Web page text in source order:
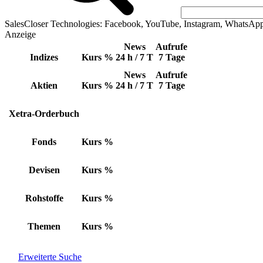
SalesCloser Technologies: Facebook, YouTube, Instagram,
Anzeige
Indizes Kurs %
News
24 h / 7 T
Aufrufe
7 Tage
Aktien Kurs %
News
24 h / 7 T
Aufrufe
7 Tage
Xetra-Orderbuch
Fonds Kurs %
Devisen Kurs %
Rohstoffe Kurs %
Themen Kurs %
Erweiterte Suche